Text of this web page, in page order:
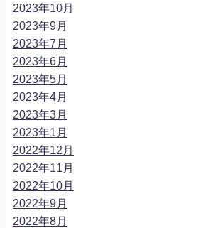
2023年10月
2023年9月
2023年7月
2023年6月
2023年5月
2023年4月
2023年3月
2023年1月
2022年12月
2022年11月
2022年10月
2022年9月
2022年8月